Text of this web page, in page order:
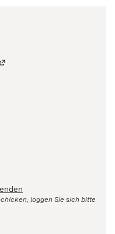
loggen Sie sich bitte